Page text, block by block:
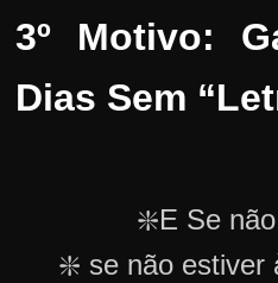
3º Motivo:
Dias Sem
❇️E Se
❇️ se não estiver